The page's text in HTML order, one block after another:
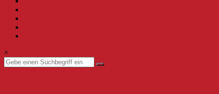
Willkommen
beim
MFBC
Archiv.
Hier
findest
du
×